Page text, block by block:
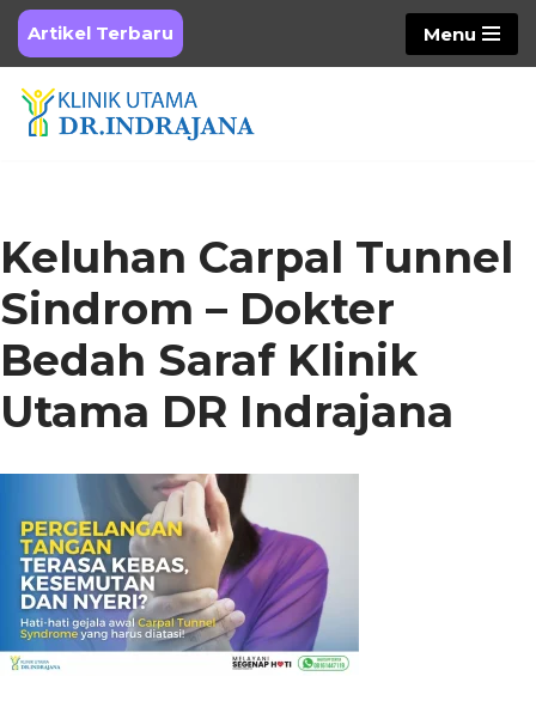
Skip
to
content
Artikel Terbaru Menu
Keluhan Carpal Tunnel
Sindrom – Dokter
Bedah Saraf Klinik
Utama DR Indrajana